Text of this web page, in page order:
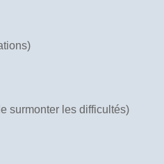
surmonter les difficultés)